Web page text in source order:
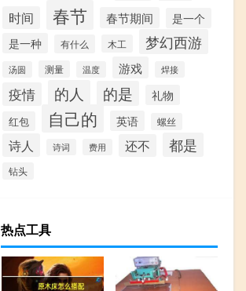
时间 春节 春节期间
是一个
是一种
有什么 木工 梦幻西游
汤圆 测量 温度 游戏 焊接
疫情 的人 的是 礼物
红包 自己的 英语 螺丝
诗人 诗词 费用 还不 都是
钻头
热点工具